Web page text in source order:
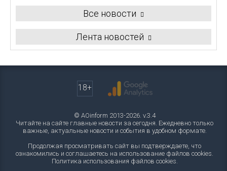
Все новости
Лента новостей
18+
© AOinform 2013-2026. v.3.4
Читайте на сайте главные новости за сегодня. Ежедневно только
важные, актуальные новости и события в удобном формате.
Продолжая просматривать сайт вы подтверждаете, что
ознакомились и соглашаетесь на использование файлов cookies.
Политика использования файлов cookies.